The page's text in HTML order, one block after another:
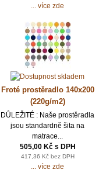
... více zde
Froté prostěradlo 140x200
(220g/m2)
DŮLEŽITÉ : Naše prostěradla
jsou standardně šita na
matrace...
505,00 Kč s DPH
417,36 Kč bez DPH
... více zde